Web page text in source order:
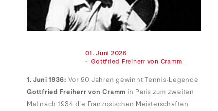
1. Juni 1936: Vor 90 Jahren gewinnt Tennis-Legende
Gottfried Freiherr von Cramm in Paris zum zweiten
Mal nach 1934 die Französischen Meisterschaften